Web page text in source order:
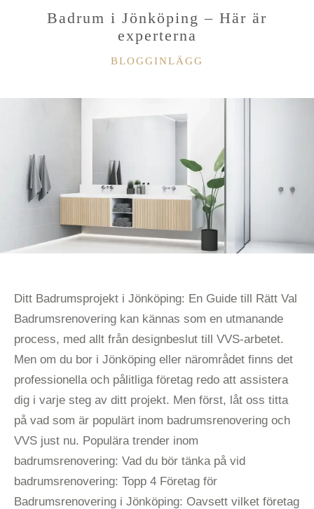
Badrum i Jönköping – Här är
experterna
KATEGORIER
BLOGGINLÄGG
Ditt Badrumsprojekt i Jönköping: En Guide till Rätt Val
Badrumsrenovering kan kännas som en utmanande
process, med allt från designbeslut till VVS-arbetet.
Men om du bor i Jönköping eller närområdet finns det
professionella och pålitliga företag redo att assistera
dig i varje steg av ditt projekt. Men först, låt oss titta
på vad som är populärt inom badrumsrenovering och
VVS just nu. Populära trender inom
badrumsrenovering: Vad du bör tänka på vid
badrumsrenovering: Topp 4 Företag för
Badrumsrenovering i Jönköping: Oavsett vilket företag